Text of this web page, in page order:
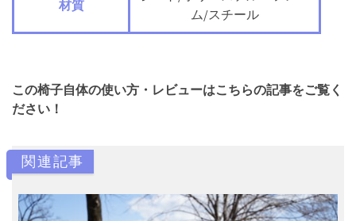
材質
ム/スチール
この椅子自体の使い方・レビューはこちらの記事をご覧く
ださい！
関連記事